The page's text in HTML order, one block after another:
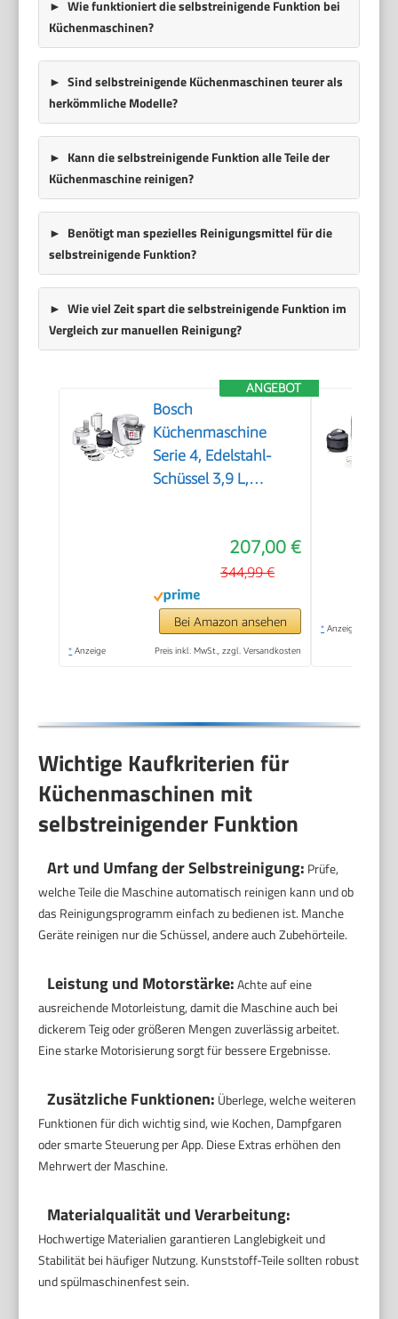
Wie funktioniert die selbstreinigende Funktion bei
Küchenmaschinen?
Sind selbstreinigende Küchenmaschinen teurer als
herkömmliche Modelle?
Kann die selbstreinigende Funktion alle Teile der
Küchenmaschine reinigen?
Benötigt man spezielles Reinigungsmittel für die
selbstreinigende Funktion?
Wie viel Zeit spart die selbstreinigende Funktion im
Vergleich zur manuellen Reinigung?
ANGEBOT
Bosch
Küchenmaschine
Serie 4, Edelstahl-
Schüssel 3,9 L,
spülmaschinenfest,
Mixer 1,25 L,
Durchlaufschnitzler, 3
207,00 €
344,99 €
Bei Amazon ansehen
* Anzeige Preis inkl. MwSt., zzgl. Versandkosten
* Anzeige
Wichtige Kaufkriterien für
Küchenmaschinen mit
selbstreinigender Funktion
Art und Umfang der Selbstreinigung: Prüfe,
welche Teile die Maschine automatisch reinigen kann und ob
das Reinigungsprogramm einfach zu bedienen ist. Manche
Geräte reinigen nur die Schüssel, andere auch Zubehörteile.
Leistung und Motorstärke:Achte auf eine
ausreichende Motorleistung, damit die Maschine auch bei
dickerem Teig oder größeren Mengen zuverlässig arbeitet.
Eine starke Motorisierung sorgt für bessere Ergebnisse.
Zusätzliche Funktionen: Überlege, welche weiteren
Funktionen für dich wichtig sind, wie Kochen, Dampfgaren
oder smarte Steuerung per App. Diese Extras erhöhen den
Mehrwert der Maschine.
Materialqualität und Verarbeitung:
Hochwertige Materialien garantieren Langlebigkeit und
Stabilität bei häufiger Nutzung. Kunststoff-Teile sollten robust
und spülmaschinenfest sein.